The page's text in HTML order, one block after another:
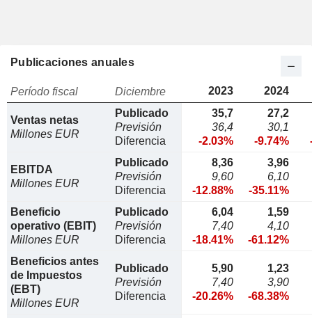
Publicaciones anuales
Período fiscal Diciembre 2023 2024
Ventas netas
Millones EUR
Publicado
Previsión
Diferencia
35,7
36,4
-2.03%
27,2
30,1
-9.74%
EBITDA
Millones EUR
Publicado
Previsión
Diferencia
8,36
9,60
-12.88%
3,96
6,10
-35.11%
Beneficio
operativo (EBIT)
Millones EUR
Publicado
Previsión
Diferencia
6,04
7,40
-18.41%
1,59
4,10
-61.12%
Beneficios antes
de Impuestos
(EBT)
Millones EUR
Publicado
Previsión
Diferencia
5,90
7,40
-20.26%
1,23
3,90
-68.38%